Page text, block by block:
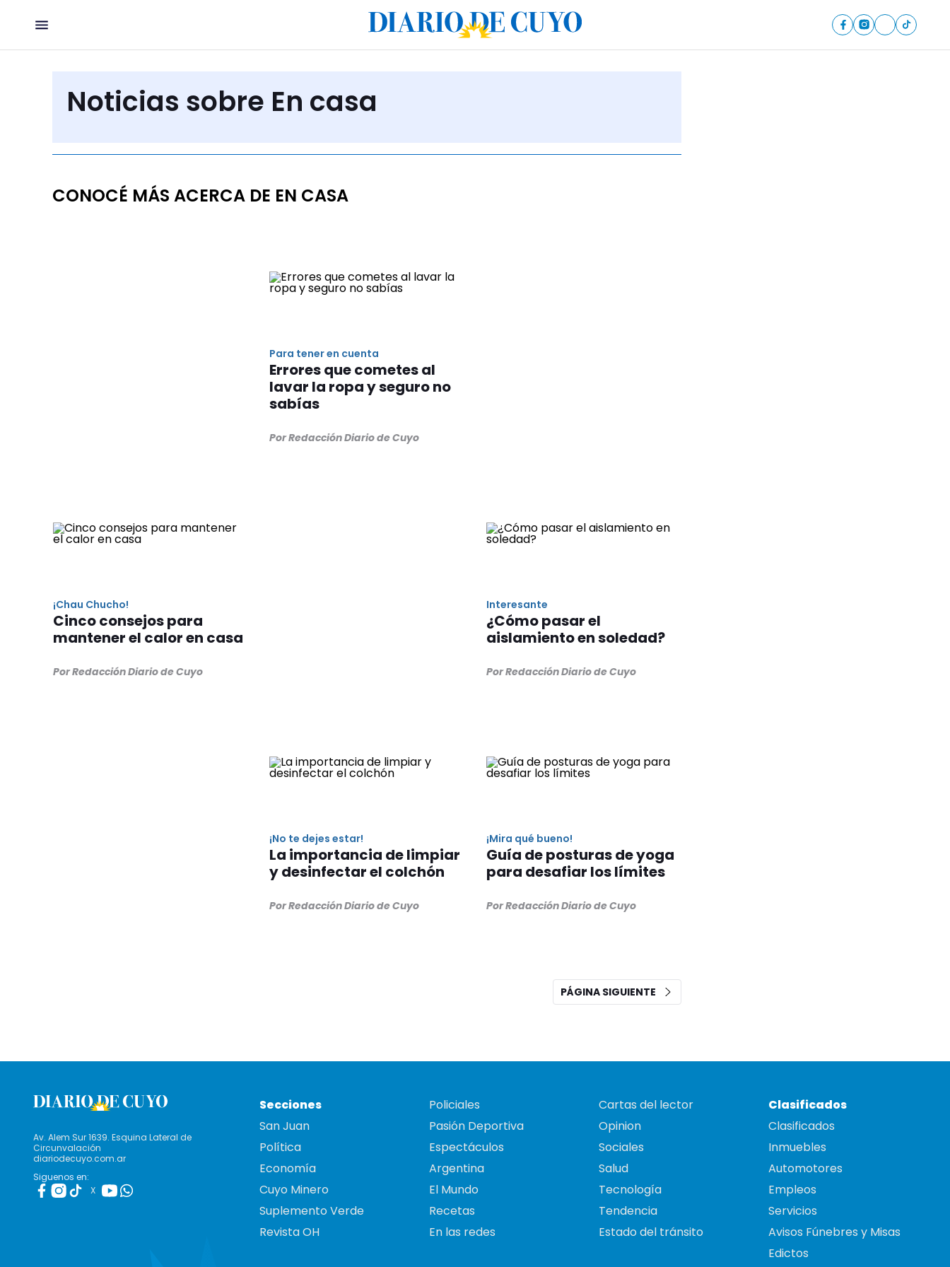
Noticias sobre En casa
CONOCÉ MÁS ACERCA DE EN CASA
Para tener en cuenta
Errores que cometes al
lavar la ropa y seguro no
sabías
Por Redacción Diario de Cuyo
¡Chau Chucho!
Cinco consejos para
mantener el calor en casa
Por Redacción Diario de Cuyo
Interesante
¿Cómo pasar el
aislamiento en soledad?
Por Redacción Diario de Cuyo
¡No te dejes estar!
La importancia de limpiar
y desinfectar el colchón
Por Redacción Diario de Cuyo
¡Mira qué bueno!
Guía de posturas de yoga
para desafiar los límites
Por Redacción Diario de Cuyo
PÁGINA SIGUIENTE
Av. Alem Sur 1639. Esquina Lateral de
Circunvalación
diariodecuyo.com.ar
Siguenos en:
X
Secciones
San Juan
Política
Economía
Cuyo Minero
Suplemento Verde
Revista OH
Policiales
Pasión Deportiva
Espectáculos
Argentina
El Mundo
Recetas
En las redes
Cartas del lector
Opinion
Sociales
Salud
Tecnología
Tendencia
Estado del tránsito
Clasificados
Clasificados
Inmuebles
Automotores
Empleos
Servicios
Avisos Fúnebres y Misas
Edictos